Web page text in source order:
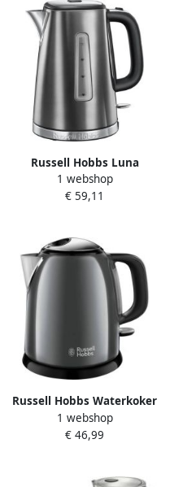
Russell Hobbs Luna
Moonlight | Waterkokers |
Keuken&Koken
1 webshop
€ 59,11
Russell Hobbs Waterkoker
Colour Plus 24993-70 |
Waterkokers |
1 webshop
€ 46,99